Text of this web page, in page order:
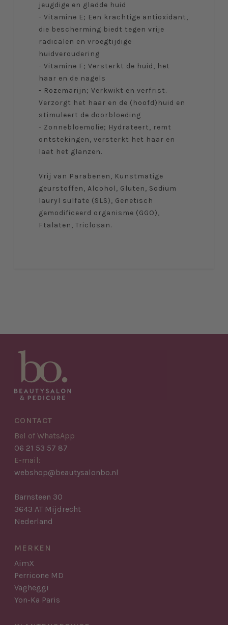
jeugdige en gladde huid
- Vitamine E; Een krachtige antioxidant,
die bescherming biedt tegen vrije
radicalen en vroegtijdige
huidveroudering
- Vitamine F; Versterkt de huid, het
haar en de nagels
- Rozemarijn; Verkwikt en verfrist.
Verzorgt het haar en de (hoofd)huid en
stimuleert de doorbloeding
- Zonnebloemolie; Hydrateert, remt
ontstekingen, versterkt het haar en
laat het glanzen.
Vrij van Parabenen, Kunstmatige
geurstoffen, Alcohol, Gluten, Sodium
lauryl sulfate (SLS), Genetisch
gemodificeerd organisme (GGO),
Ftalaten, Triclosan.
CONTACT
Bel of WhatsApp
06 21 53 57 87
E-mail:
webshop@beautysalonbo.nl
Barnsteen 30
3643 AT Mijdrecht
Nederland
MERKEN
AimX
Perricone MD
Vagheggi
Yon-Ka Paris